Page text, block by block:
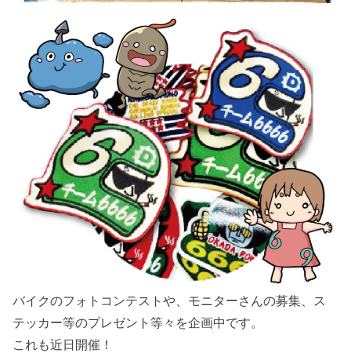
バイクのフォトコンテストや、モニターさんの募集、ス
テッカー等のプレゼント等々を企画中です。
これも近日開催！